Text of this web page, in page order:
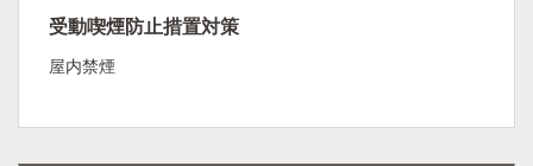
受動喫煙防止措置対策
屋内禁煙